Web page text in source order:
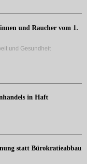
und Raucher vom 1.
und Gesundheit
in Haft
statt Bürokratieabbau